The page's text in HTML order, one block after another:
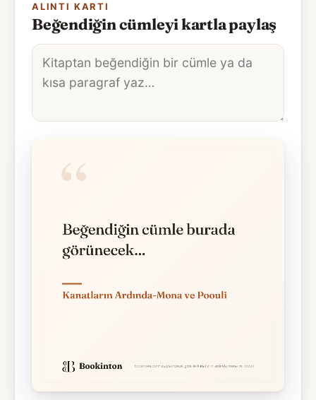
ALINTI KARTI
Beğendiğin cümleyi kartla paylaş
Alıntı
metni